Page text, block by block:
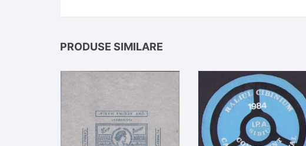
PRODUSE SIMILARE